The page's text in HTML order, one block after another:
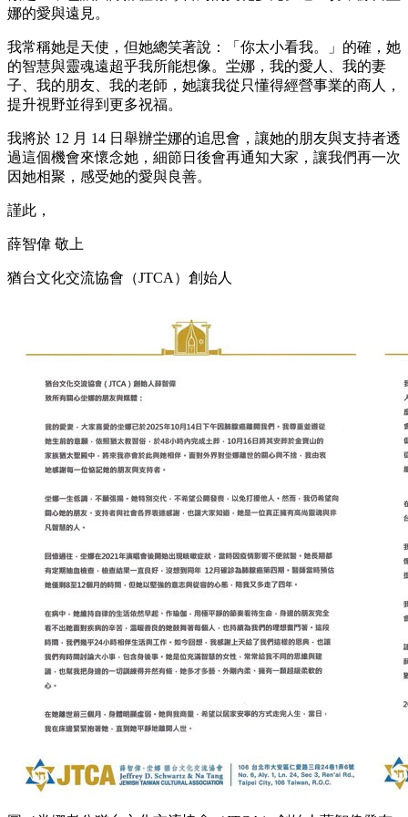
娜的愛與遠⾒。
我常稱她是天使，但她總笑著說：「你太⼩看我。」的確，她
的智慧與靈魂遠超乎我所能想像。坣娜，我的愛⼈、我的妻
⼦、我的朋友、我的老師，她讓我從只懂得經營事業的商⼈，
提升視野並得到更多祝福。
我將於 12 ⽉ 14 ⽇舉辦坣娜的追思會，讓她的朋友與⽀持者透
過這個機會來懷念她，細節⽇後會再通知⼤家，讓我們再⼀次
因她相聚，感受她的愛與良善。
謹此，
薛智偉 敬上
猶台⽂化交流協會（JTCA）創始⼈